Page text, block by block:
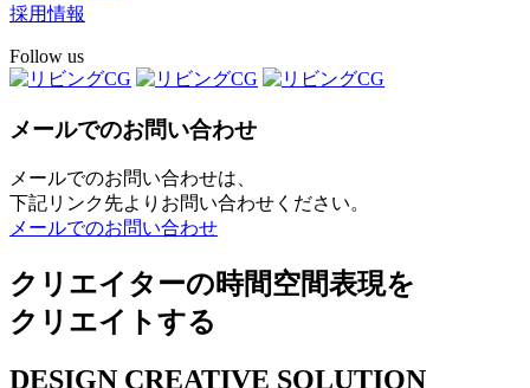
採用情報
Follow us
メールでのお問い合わせ
メールでのお問い合わせは、
下記リンク先よりお問い合わせください。
メールでのお問い合わせ
クリエイターの時間空間表現を
クリエイトする
DESIGN CREATIVE SOLUTION